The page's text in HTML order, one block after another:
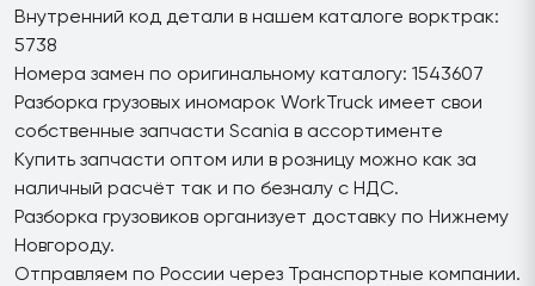
Внутренний код детали в нашем каталоге ворктрак:
5738
Номера замен по оригинальному каталогу: 1543607
Разборка грузовых иномарок WorkTruck имеет свои
собственные запчасти Scania в ассортименте
Купить запчасти оптом или в розницу можно как за
наличный расчёт так и по безналу с НДС.
Разборка грузовиков организует доставку по Нижнему
Новгороду.
Отправляем по России через Транспортные компании.